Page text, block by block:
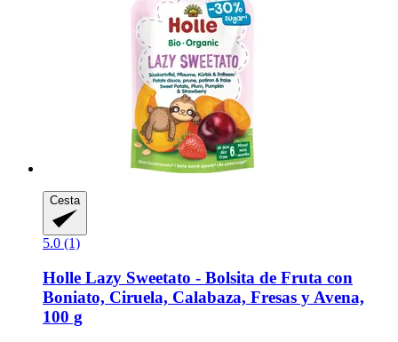
Cesta
5.0 (1)
Holle Lazy Sweetato -​ Bolsita de Fruta con
Boniato, Ciruela, Calabaza, Fresas y Avena,
100 g